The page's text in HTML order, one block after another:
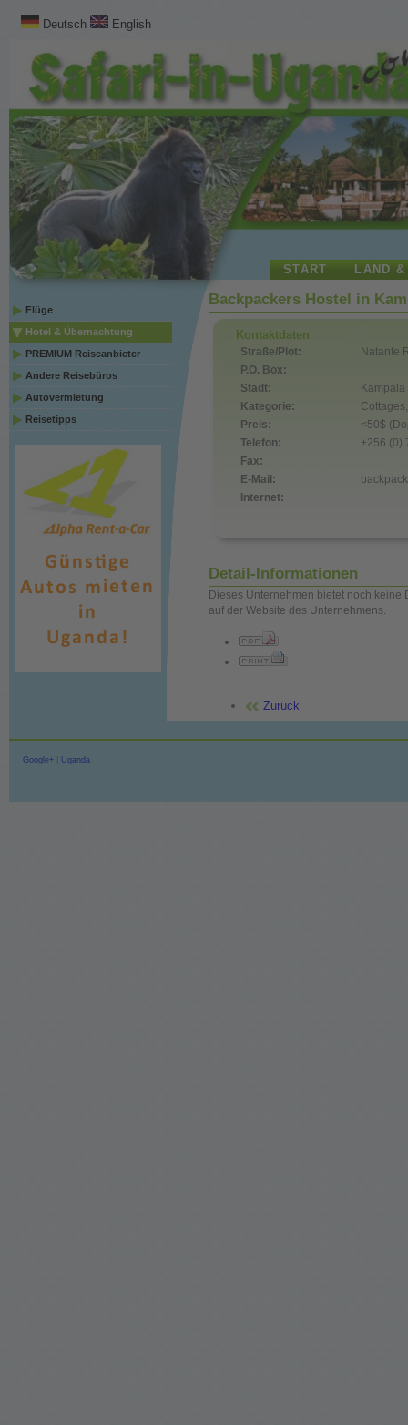
Deutsch English
START LAND
Flüge
Hotel & Übernachtung
PREMIUM Reiseanbieter
Andere Reisebüros
Autovermietung
Reisetipps
Backpackers Hostel in
Kontaktdaten
Straße/Plot:
Natante
P.O. Box:
Stadt:
Kampala
Kategorie:
Preis:
<50$
Telefon:
+256 (0)
Fax:
E-Mail:
Internet:
Detail-Informationen
Dieses Unternehmen bietet noch
auf der Website des Unternehmens.
Zurück
Google+ Uganda